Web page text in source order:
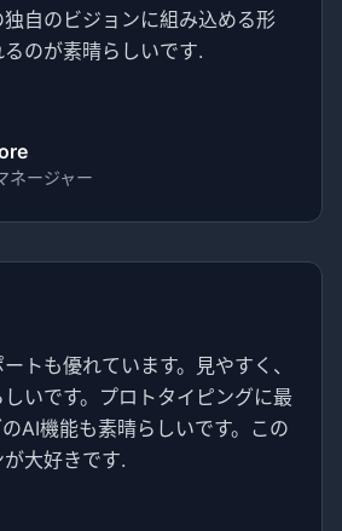
自のビジョンに組み込める形
のが素晴らしいです.
ネージャー
トも優れています。見やすく、
いです。プロトタイピングに最
AI機能も素晴らしいです。この
大好きです.